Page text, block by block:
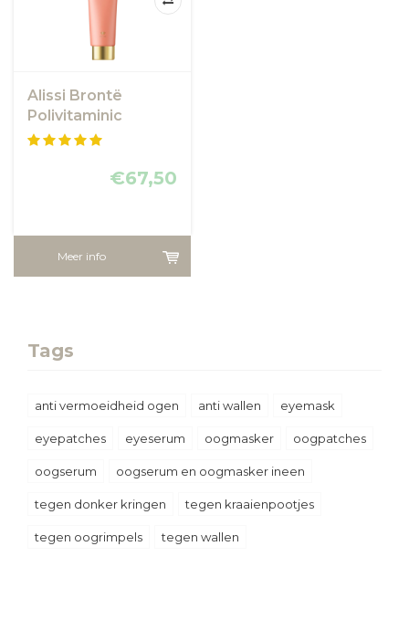
Alissi Brontë
Polivitaminic
Bubble Masker
€67,50
Meer info
Tags
anti vermoeidheid ogen anti wallen eyemask
eyepatches eyeserum oogmasker oogpatches
oogserum oogserum en oogmasker ineen
tegen donker kringen tegen kraaienpootjes
tegen oogrimpels tegen wallen